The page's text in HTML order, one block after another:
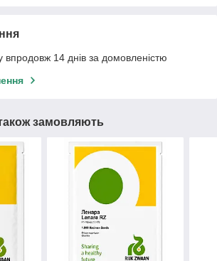
впродовж 14 днів за домовленістю
замовляють